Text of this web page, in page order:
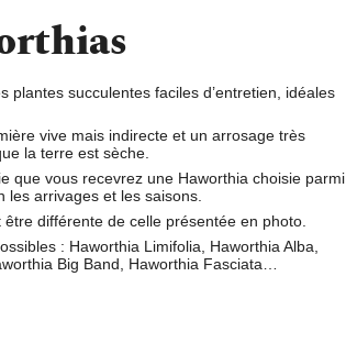
plantes succulentes faciles d’entretien, idéales
vive mais indirecte et un arrosage très
la terre est sèche.
que vous recevrez une Haworthia choisie parmi
les arrivages et les saisons.
différente de celle présentée en photo.
: Haworthia Limifolia, Haworthia Alba,
Big Band, Haworthia Fasciata…